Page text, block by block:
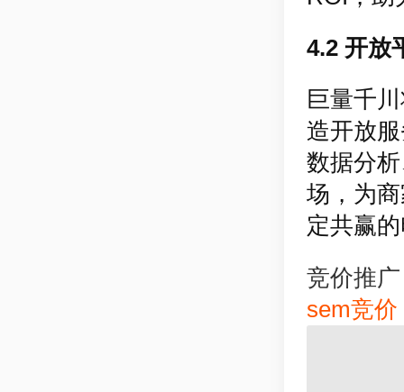
4.2 开放
巨量千
造开放
数据分
场，为
定共赢
竞价推
sem竞价